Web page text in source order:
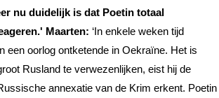
nu duidelijk is dat Poetin totaal
Maarten: ‘In enkele weken tijd
een oorlog ontketende in Oekraïne. Het is
Rusland te verwezenlijken, eist hij de
annexatie van de Krim erkent. Poetin